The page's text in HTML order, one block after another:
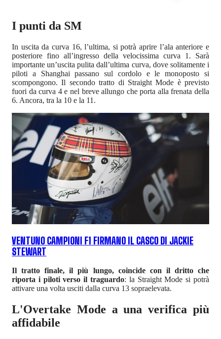
I punti da SM
In uscita da curva 16, l’ultima, si potrà aprire l’ala anteriore e
posteriore fino all’ingresso della velocissima curva 1. Sarà
importante un’uscita pulita dall’ultima curva, dove solitamente i
piloti a Shanghai passano sul cordolo e le monoposto si
scompongono. Il secondo tratto di Straight Mode è previsto
fuori da curva 4 e nel breve allungo che porta alla frenata della
6. Ancora, tra la 10 e la 11.
VENTUNO CAMPIONI F1 FIRMANO IL CASCO DI JACKIE
STEWART
Il tratto finale, il più lungo, coincide con il dritto che
riporta i piloti verso il traguardo: la Straight Mode si potrà
attivare una volta usciti dalla curva 13 sopraelevata.
L'Overtake Mode a una verifica più
affidabile